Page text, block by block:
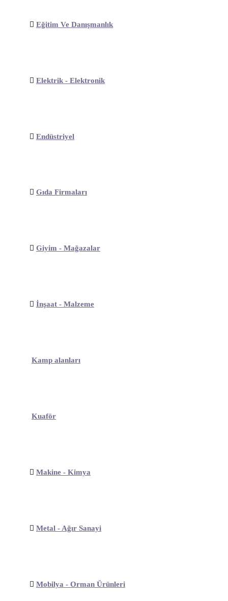
Eğitim Ve Danışmanlık
Elektrik - Elektronik
Endüstriyel
Gıda Firmaları
Giyim - Mağazalar
İnşaat - Malzeme
Kamp alanları
Kuaför
Makine - Kimya
Metal - Ağır Sanayi
Mobilya - Orman Ürünleri